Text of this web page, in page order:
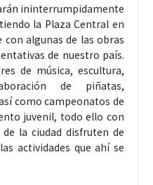
ininterrumpidamente
la Plaza Central en
algunas de las obras
de nuestro país.
de música, escultura,
de piñatas,
como campeonatos de
juvenil, todo ello con
la ciudad disfruten de
actividades que ahí se